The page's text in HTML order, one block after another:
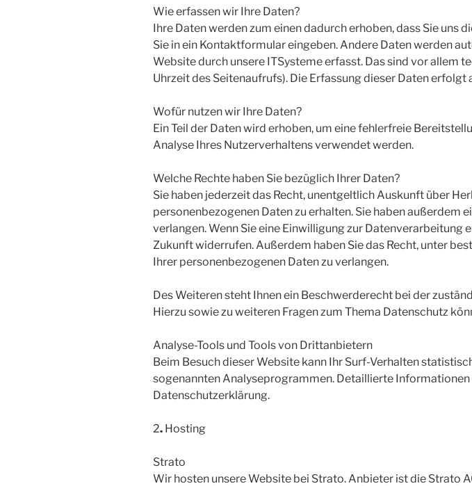
Wie erfassen wir Ihre Daten?
Ihre Daten werden zum einen dadurch erhoben, dass Sie uns
Sie in ein Kontaktformular eingeben. Andere Daten werden
Website durch unsere ITSysteme erfasst. Das sind vor allem
Uhrzeit des Seitenaufrufs). Die Erfassung dieser Daten
Wofür nutzen wir Ihre Daten?
Ein Teil der Daten wird erhoben, um eine fehlerfreie
Analyse Ihres Nutzerverhaltens verwendet werden.
Welche Rechte haben Sie bezüglich Ihrer Daten?
Sie haben jederzeit das Recht, unentgeltlich Auskunft über
personenbezogenen Daten zu erhalten. Sie haben außerdem
verlangen. Wenn Sie eine Einwilligung zur
Zukunft widerrufen. Außerdem haben Sie das Recht, unter
Ihrer personenbezogenen Daten zu verlangen.
Des Weiteren steht Ihnen ein Beschwerderecht bei der
Hierzu sowie zu weiteren Fragen zum Thema Datenschutz
Analyse-Tools und Tools von Drittanbietern
Beim Besuch dieser Website kann Ihr Surf-Verhalten
sogenannten Analyseprogrammen. Detaillierte
Datenschutzerklärung.
2. Hosting
Strato
Wir hosten unsere Website bei Strato. Anbieter ist die Strato